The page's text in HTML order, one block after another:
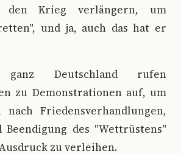
den Krieg verlängern, um
und ja, auch das hat er
Deutschland rufen
zu Demonstrationen auf, um
nach Friedensverhandlungen,
des "Wettrüstens"
zu verleihen.